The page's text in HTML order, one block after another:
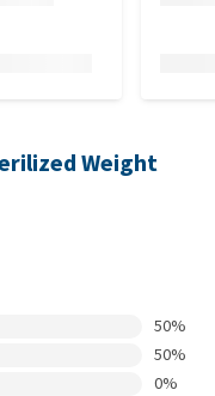
Weight
50%
50%
0%